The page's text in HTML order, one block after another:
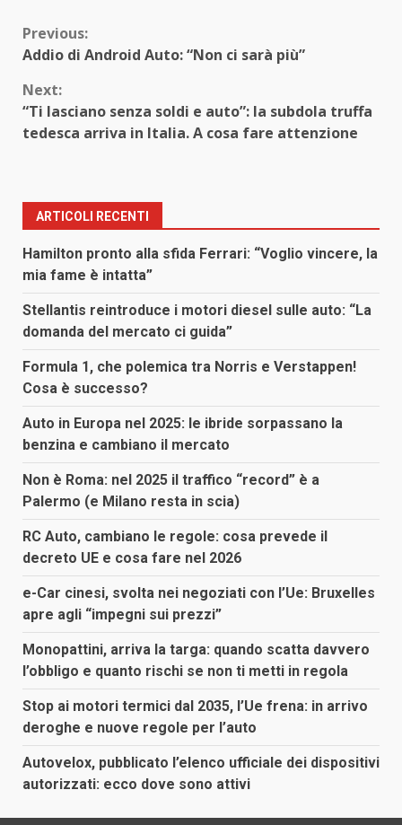
Continue
Previous:
Addio di Android Auto: “Non ci sarà più”
Next:
“Ti lasciano senza soldi e auto”: la subdola truffa
tedesca arriva in Italia. A cosa fare attenzione
ARTICOLI RECENTI
Hamilton pronto alla sfida Ferrari: “Voglio vincere, la
mia fame è intatta”
Stellantis reintroduce i motori diesel sulle auto: “La
domanda del mercato ci guida”
Formula 1, che polemica tra Norris e Verstappen!
Cosa è successo?
Auto in Europa nel 2025: le ibride sorpassano la
benzina e cambiano il mercato
Non è Roma: nel 2025 il traffico “record” è a
Palermo (e Milano resta in scia)
RC Auto, cambiano le regole: cosa prevede il
decreto UE e cosa fare nel 2026
e-Car cinesi, svolta nei negoziati con l’Ue: Bruxelles
apre agli “impegni sui prezzi”
Monopattini, arriva la targa: quando scatta davvero
l’obbligo e quanto rischi se non ti metti in regola
Stop ai motori termici dal 2035, l’Ue frena: in arrivo
deroghe e nuove regole per l’auto
Autovelox, pubblicato l’elenco ufficiale dei dispositivi
autorizzati: ecco dove sono attivi